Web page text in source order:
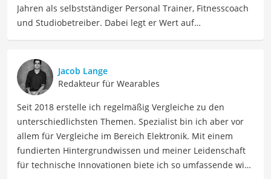
Jahren als selbstständiger Personal Trainer, Fitnesscoach
und Studiobetreiber. Dabei legt er Wert auf
Gerätekompetenz. Zusätzlich ist Azo aktiver
Wettkampfsportler (u. a. HYROX, Functional Fitness, Lauf-
und Triathlonevents) und testet Trainingsmethoden,
Geräte und Produkte selbst im Alltag und im Coaching.
Als Ausgleich geht Azo gern in die Natur oder ins Kino,
um abzuschalten.
Der Withings-Smartwatch-Vergleich ist aus unserer Sicht
besonders empfehlenswert fürFitness-Enthusiasten und
Jacob Lange
Redakteur für Wearables
Seit 2018 erstelle ich regelmäßig Vergleiche zu den
unterschiedlichsten Themen. Spezialist bin ich aber vor
allem für Vergleiche im Bereich Elektronik. Mit einem
fundierten Hintergrundwissen und meiner Leidenschaft
für technische Innovationen biete ich so umfassende wie